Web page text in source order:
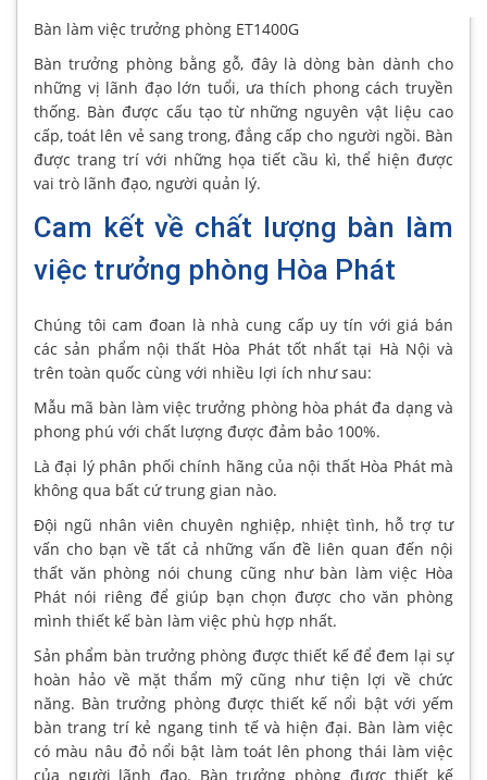
Bàn làm việc trưởng phòng ET1400G
Bàn trưởng phòng bằng gỗ, đây là dòng bàn dành cho
những vị lãnh đạo lớn tuổi, ưa thích phong cách truyền
thống. Bàn được cấu tạo từ những nguyên vật liệu cao
cấp, toát lên vẻ sang trong, đẳng cấp cho người ngồi. Bàn
được trang trí với những họa tiết cầu kì, thể hiện được
vai trò lãnh đạo, người quản lý.
Cam kết về chất lượng bàn làm
việc trưởng phòng Hòa Phát
Chúng tôi cam đoan là nhà cung cấp uy tín với giá bán
các sản phẩm nội thất Hòa Phát tốt nhất tại Hà Nội và
trên toàn quốc cùng với nhiều lợi ích như sau:
Mẫu mã bàn làm việc trưởng phòng hòa phát đa dạng và
phong phú với chất lượng được đảm bảo 100%.
Là đại lý phân phối chính hãng của nội thất Hòa Phát mà
không qua bất cứ trung gian nào.
Đội ngũ nhân viên chuyên nghiệp, nhiệt tình, hỗ trợ tư
vấn cho bạn về tất cả những vấn đề liên quan đến nội
thất văn phòng nói chung cũng như bàn làm việc Hòa
Phát nói riêng để giúp bạn chọn được cho văn phòng
mình thiết kế bàn làm việc phù hợp nhất.
Sản phẩm bàn trưởng phòng được thiết kế để đem lại sự
hoàn hảo về mặt thẩm mỹ cũng như tiện lợi về chức
năng. Bàn trưởng phòng được thiết kế nổi bật với yếm
bàn trang trí kẻ ngang tinh tế và hiện đại. Bàn làm việc
có màu nâu đỏ nổi bật làm toát lên phong thái làm việc
của người lãnh đạo. Bàn trưởng phòng được thiết kế